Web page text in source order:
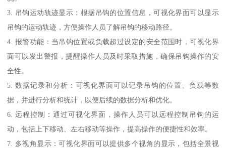
3. 吊钩运动轨迹显示：根据吊钩的位置信息，可视化界面可以显示
吊钩的运动轨迹，方便操作人员了解吊钩的移动路径。
4. 报警功能：当吊钩位置或负载超过设定的安全范围时，可视化界
面可以发出警报，提醒操作人员及时采取措施，确保吊钩操作的安
全性。
5. 数据记录和分析：可视化界面可以记录吊钩的位置、负载等数
据，并进行分析和统计，以便后续的数据分析和优化。
6. 远程控制：通过可视化界面，操作人员可以远程控制吊钩的运
动，包括上下移动、左右移动等操作，提高操作的便捷性和效率。
7. 多视角显示：可视化界面可以提供多个视角的显示，包括全景视